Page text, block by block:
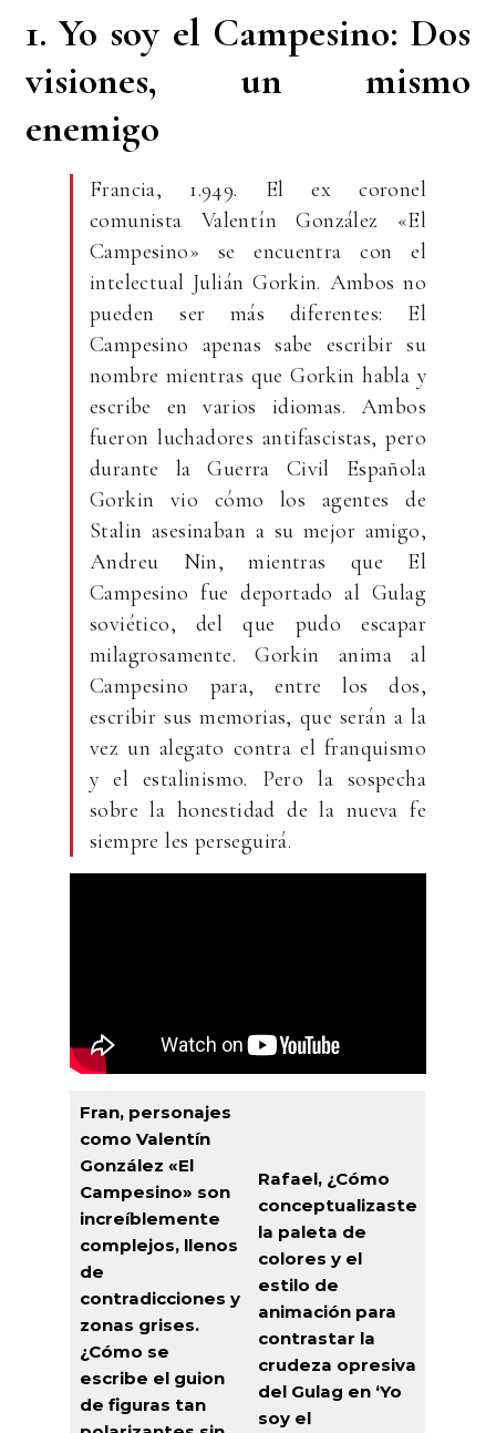
1. Yo soy el Campesino: Dos
visiones, un mismo
enemigo
Francia, 1.949. El ex coronel
comunista Valentín González «El
Campesino» se encuentra con el
intelectual Julián Gorkin. Ambos no
pueden ser más diferentes: El
Campesino apenas sabe escribir su
nombre mientras que Gorkin habla y
escribe en varios idiomas. Ambos
fueron luchadores antifascistas, pero
durante la Guerra Civil Española
Gorkin vio cómo los agentes de
Stalin asesinaban a su mejor amigo,
Andreu Nin, mientras que El
Campesino fue deportado al Gulag
soviético, del que pudo escapar
milagrosamente. Gorkin anima al
Campesino para, entre los dos,
escribir sus memorias, que serán a la
vez un alegato contra el franquismo
y el estalinismo. Pero la sospecha
sobre la honestidad de la nueva fe
siempre les perseguirá.
Fran, personajes
como Valentín
González «El
Campesino» son
increíblemente
complejos, llenos
de
contradicciones y
zonas grises.
¿Cómo se
escribe el guion
de figuras tan
Rafael, ¿Cómo
conceptualizaste
la paleta de
colores y el
estilo de
animación para
contrastar la
crudeza opresiva
del Gulag en ‘Yo
soy el